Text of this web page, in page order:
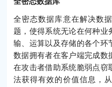
全密态数据库意在解决数
题，使得系统无论在何种业
输、运算以及存储的各个环
数据拥有者在客户端完成数
在攻击者借助系统脆弱点窃
法获得有效的价值信息，